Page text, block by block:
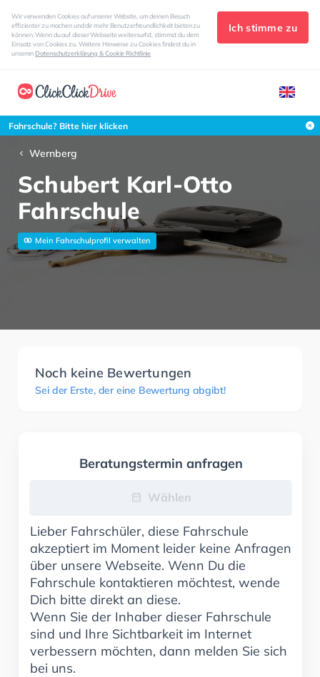
Wir verwenden Cookies auf unserer Website, um deinen Besuch
effizienter zu machen und dir mehr Benutzerfreundlichkeit bieten zu
können. Wenn du auf dieser Webseite weitersurfst, stimmst du dem
Einsatz von Cookies zu. Weitere Hinweise zu Cookies findest du in
unserenDatenschutzerklärung & Cookie Richtlinie
Ich stimme zu
Fahrschule? Bitte hier klicken
Wernberg
Schubert Karl-Otto
Fahrschule
Mein Fahrschulprofil verwalten
Noch keine Bewertungen
Sei der Erste, der eine Bewertung abgibt!
Beratungstermin anfragen
Wählen
Lieber Fahrschüler, diese Fahrschule
akzeptiert im Moment leider keine Anfragen
über unsere Webseite. Wenn Du die
Fahrschule kontaktieren möchtest, wende
Dich bitte direkt an diese.
Wenn Sie der Inhaber dieser Fahrschule
sind und Ihre Sichtbarkeit im Internet
verbessern möchten, dann melden Sie sich
bei uns.